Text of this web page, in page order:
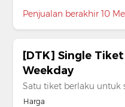
Penjualan berakhir 10
[DTK] Single
Weekday
Satu tiket berlaku untuk
Harga